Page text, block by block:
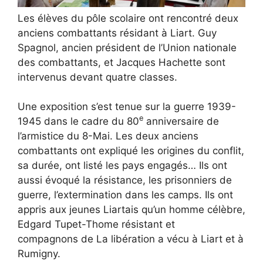
Les élèves du pôle scolaire ont rencontré deux
anciens combattants résidant à Liart. Guy
Spagnol, ancien président de l’Union nationale
des combattants, et Jacques Hachette sont
intervenus devant quatre classes.
Une exposition s’est tenue sur la guerre 1939-
1945 dans le cadre du 80e anniversaire de
l’armistice du 8-Mai. Les deux anciens
combattants ont expliqué les origines du conflit,
sa durée, ont listé les pays engagés… Ils ont
aussi évoqué la résistance, les prisonniers de
guerre, l’extermination dans les camps. Ils ont
appris aux jeunes Liartais qu’un homme célèbre,
Edgard Tupet-Thome résistant et
compagnons de La libération a vécu à Liart et à
Rumigny.